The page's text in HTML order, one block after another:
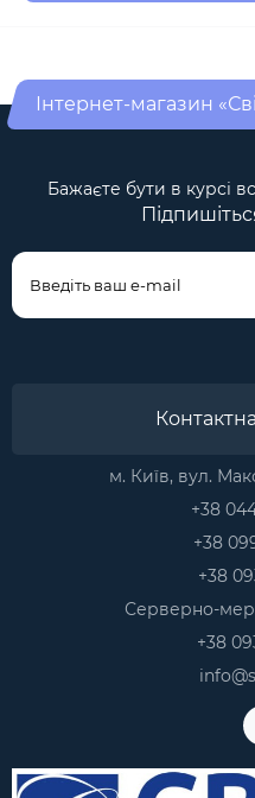
Інтернет-магазин
Бажаєте бути в курсі
м. Київ, вул.
+38
+38
+38
Серверно-
+38